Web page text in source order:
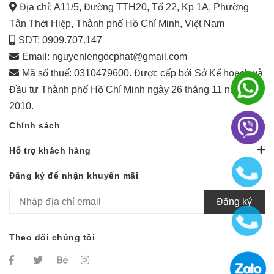
Địa chỉ: A11/5, Đường TTH20, Tổ 22, Kp 1A, Phường
Tân Thới Hiệp, Thành phố Hồ Chí Minh, Việt Nam
SDT: 0909.707.147
Email: nguyenlengocphat@gmail.com
Mã số thuế: 0310479600. Được cấp bởi Sở Kế hoạch và
Đầu tư Thành phố Hồ Chí Minh ngày 26 tháng 11 năm
2010.
Chính sách
Hỗ trợ khách hàng
Đăng ký để nhận khuyến mãi
Đăng ký
Theo dõi chúng tôi